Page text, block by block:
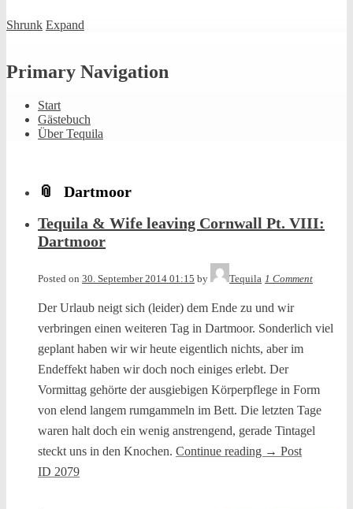
Shrunk Expand
Primary Navigation
Start
Gästebuch
Über Tequila
Dartmoor
Tequila & Wife leaving Cornwall Pt. VIII:
Dartmoor
Posted on 30. September 2014 01:15 by Tequila 1 Comment
Der Urlaub neigt sich (leider) dem Ende zu und wir
verbringen einen weiteren Tag in Dartmoor. Sonderlich viel
geplant haben wir wir heute eigentlich nichts, aber im
Endeffekt haben wir doch noch einiges erlebt. Der
Vormittag gehörte der ausgiebigen Körperpflege in Form
von elend langem rumgammeln im Bett. Die letzten Tage
waren halt doch ein wenig anstrengend, gerade Tintagel
steckt uns in den Knochen. Continue reading → Post
ID 2079